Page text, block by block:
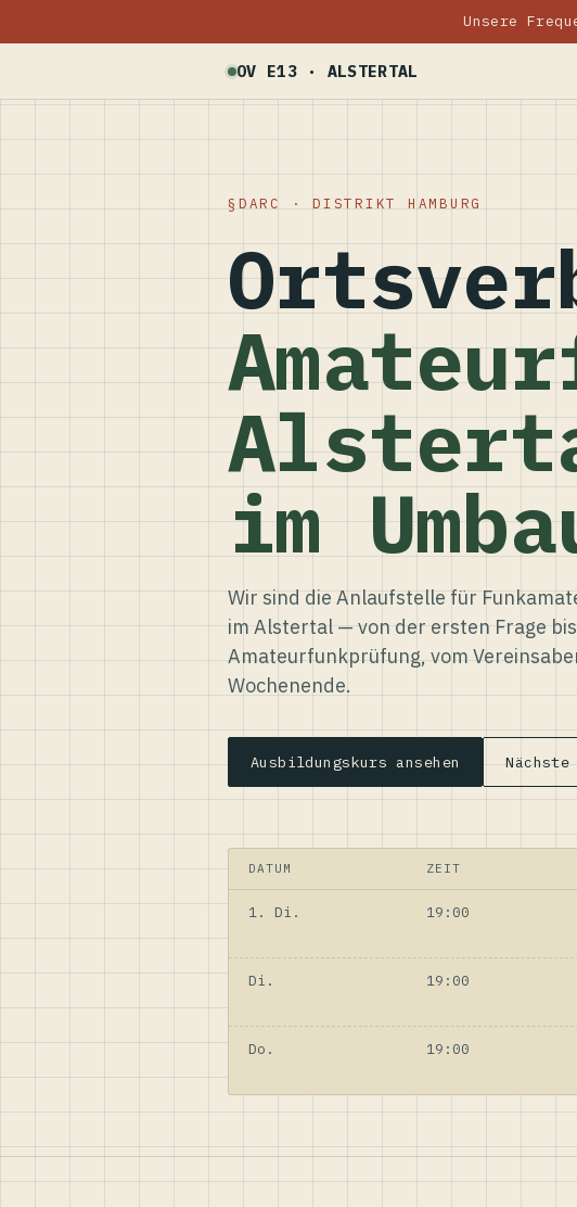
Unsere
OV E13 · ALSTERTAL
DARC · DISTRIKT HAMBURG
im
Wir sind die Anlaufstelle für
im Alstertal — von der ersten Frage
Amateurfunkprüfung, vom
Wochenende.
Ausbildungskurs ansehen Nächste
DATUM ZEIT
1. Di. 19:00
Di. 19:00
Do. 19:00